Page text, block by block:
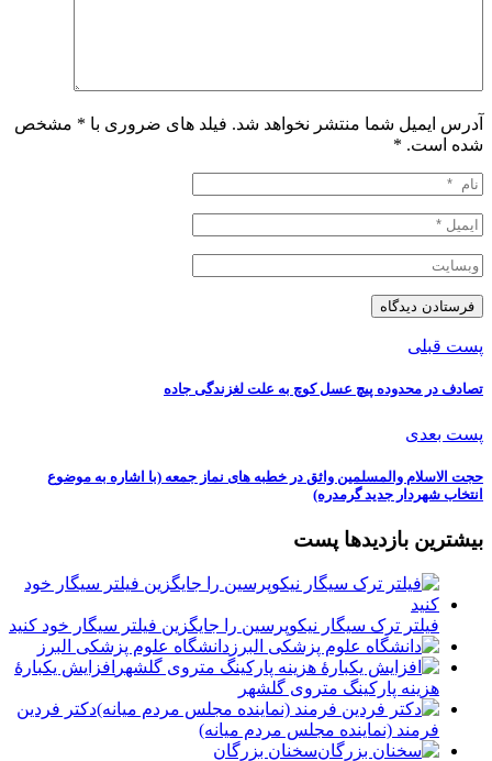
آدرس ایمیل شما منتشر نخواهد شد. فیلد های ضروری با * مشخص
شده است. *
پست قبلی
تصادف در محدوده پیچ عسل کوچ به علت لغزندگی جاده
پست بعدی
️حجت الاسلام والمسلمین واثق در خطبه های نماز جمعه (با اشاره به موضوع
انتخاب شهردار جدید گرمدره)
بیشترین بازدیدها پست
فیلتر ترک سیگار نیکوپرسین را جایگزین فیلتر سیگار خود کنید
دانشگاه علوم پزشکی البرز
افزایش یکبارۀ
هزینه پارکینگ متروی گلشهر
دكتر فردين
فرمند (نماينده مجلس مردم میانه)
سخنان بزرگان